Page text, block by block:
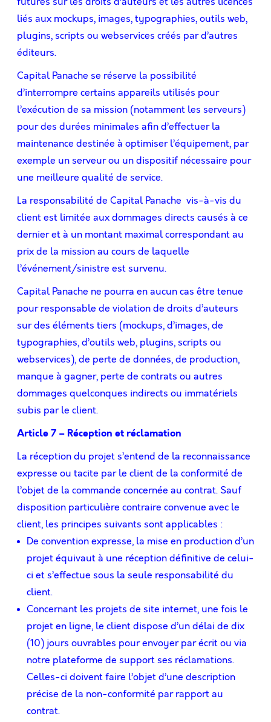
liés aux mockups, images, typographies, outils web,
plugins, scripts ou webservices créés par d’autres
éditeurs.
Capital Panache se réserve la possibilité
d’interrompre certains appareils utilisés pour
l’exécution de sa mission (notamment les serveurs)
pour des durées minimales aﬁn d’effectuer la
maintenance destinée à optimiser l’équipement, par
exemple un serveur ou un dispositif nécessaire pour
une meilleure qualité de service.
La responsabilité de Capital Panache vis-à-vis du
client est limitée aux dommages directs causés à ce
dernier et à un montant maximal correspondant au
prix de la mission au cours de laquelle
l’événement/sinistre est survenu.
Capital Panache ne pourra en aucun cas être tenue
pour responsable de violation de droits d’auteurs
sur des éléments tiers (mockups, d’images, de
typographies, d’outils web, plugins, scripts ou
webservices), de perte de données, de production,
manque à gagner, perte de contrats ou autres
dommages quelconques indirects ou immatériels
subis par le client.
Article 7 – Réception et réclamation
La réception du projet s’entend de la reconnaissance
expresse ou tacite par le client de la conformité de
l’objet de la commande concernée au contrat. Sauf
disposition particulière contraire convenue avec le
client, les principes suivants sont applicables :
De convention expresse, la mise en production d’un
projet équivaut à une réception déﬁnitive de celui-
ci et s’effectue sous la seule responsabilité du
client.
Concernant les projets de site internet, une fois le
projet en ligne, le client dispose d’un délai de dix
(10) jours ouvrables pour envoyer par écrit ou via
notre plateforme de support ses réclamations.
Celles-ci doivent faire l’objet d’une description
précise de la non-conformité par rapport au
contrat.